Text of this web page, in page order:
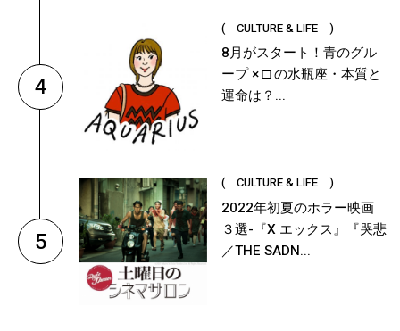
4
( CULTURE & LIFE )
8月がスタート！青のグル
ープ × □ の水瓶座・本質と
運命は？...
5
( CULTURE & LIFE )
2022年初夏のホラー映画
３選-『X エックス』『哭悲
／THE SADN...